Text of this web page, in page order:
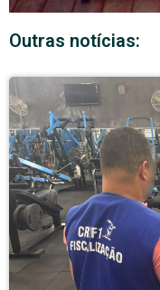
Outras notícias: